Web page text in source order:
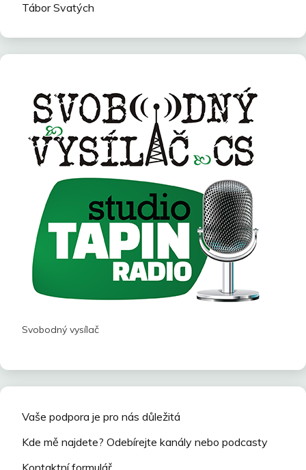
Tábor Svatých
Svobodný vysílač
Vaše podpora je pro nás důležitá
Kde mě najdete? Odebírejte kanály nebo podcasty
Kontaktní formulář